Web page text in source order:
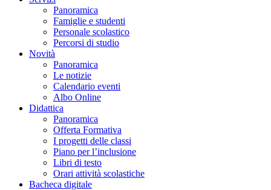
Panoramica
Famiglie e studenti
Personale scolastico
Percorsi di studio
Novità
Panoramica
Le notizie
Calendario eventi
Albo Online
Didattica
Panoramica
Offerta Formativa
I progetti delle classi
Piano per l’inclusione
Libri di testo
Orari attività scolastiche
Bacheca digitale